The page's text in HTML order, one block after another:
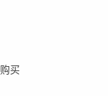
买